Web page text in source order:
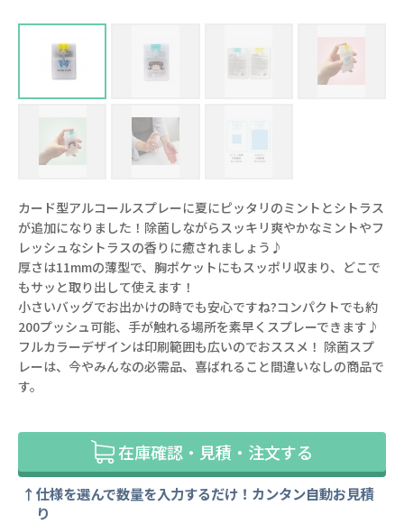
カード型アルコールスプレーに夏にピッタリのミントとシトラス
が追加になりました！除菌しながらスッキリ爽やかなミントやフ
レッシュなシトラスの香りに癒されましょう♪
厚さは11mmの薄型で、胸ポケットにもスッポリ収まり、どこで
もサッと取り出して使えます！
小さいバッグでお出かけの時でも安心ですね?コンパクトでも約
200プッシュ可能、手が触れる場所を素早くスプレーできます♪
フルカラーデザインは印刷範囲も広いのでおススメ！ 除菌スプ
レーは、今やみんなの必需品、喜ばれること間違いなしの商品で
す。
在庫確認・見積・注文する
仕様を選んで数量を入力するだけ！カンタン自動お見積
り